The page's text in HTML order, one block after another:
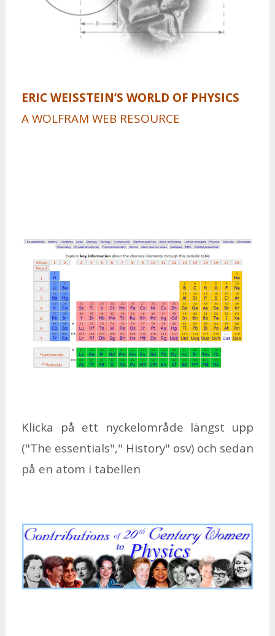
ERIC WEIS­S­TE­IN’S WORLD OF PHY­SICS
A WOL­FRAM WEB RE­SOUR­CE
Klic­ka på ett nyc­kel­om­rå­de längst upp
("The es­sen­ti­als"," Histo­ry" osv) och se­dan
på en atom i ta­bel­len